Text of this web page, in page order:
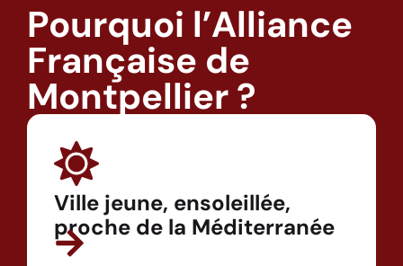
Pourquoi l’Alliance
Française de
Montpellier ?
Ville jeune, ensoleillée,
proche de la Méditerranée